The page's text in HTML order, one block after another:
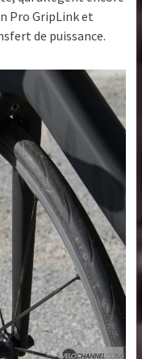
Pro GripLink et
de puissance.